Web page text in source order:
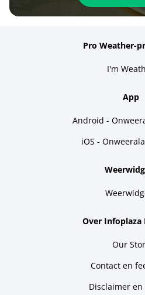
Pro Weather-
I'm
App
Android -
iOS -
Over
Our
Contact en
Disclaimer